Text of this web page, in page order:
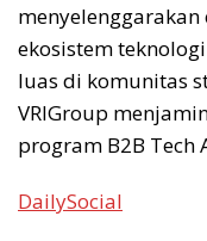
menyelenggarakan
ekosistem
luas di komunitas
VRIGroup
program B2B Tech
DailySocial